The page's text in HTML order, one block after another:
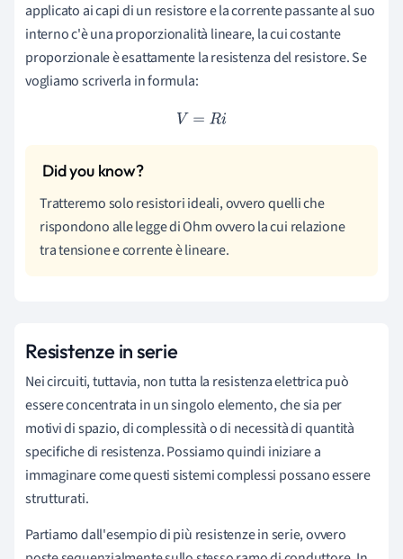
applicato ai capi di un resistore e la corrente passante al suo
interno c'è una proporzionalità lineare, la cui costante
proporzionale è esattamente la resistenza del resistore. Se
vogliamo scriverla in formula:
V=Ri
Tratteremo solo resistori ideali, ovvero quelli che
rispondono alle legge di Ohm ovvero la cui relazione
tra tensione e corrente è lineare.
Resistenze in serie
Nei circuiti, tuttavia, non tutta la resistenza elettrica può
essere concentrata in un singolo elemento, che sia per
motivi di spazio, di complessità o di necessità di quantità
specifiche di resistenza. Possiamo quindi iniziare a
immaginare come questi sistemi complessi possano essere
strutturati.
Partiamo dall'esempio di più resistenze in serie, ovvero